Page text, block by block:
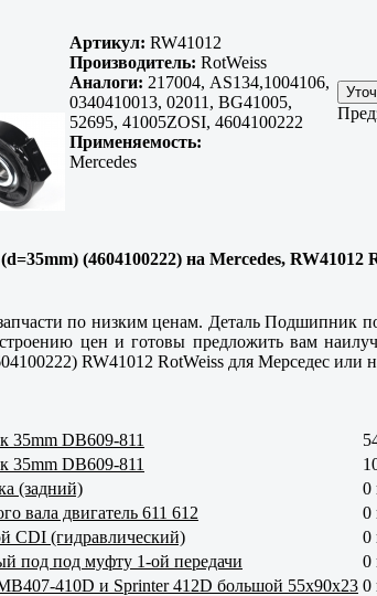
Артикул: RW41012
Производитель: RotWeiss
Аналоги: 217004, AS134,1004106,
0340410013, 02011, BG41005,
52695, 41005ZOSI, 4604100222
Применяемость:
Mercedes
(4604100222) на Mercedes, RW41012
по низким ценам. Деталь Подшипник
цен и готовы предложить вам
RW41012 RotWeiss для Мерседес или
35mm DB609-811
35mm DB609-811
(задний)
0
вала двигатель 611 612
0
(гидравлический)
0
под под муфту 1-ой передачи
0
410D и Sprinter 412D большой 55x90x23 0